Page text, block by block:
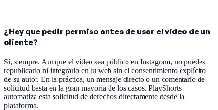
¿Hay que pedir permiso antes de usar el vídeo de un
cliente?
Sí, siempre. Aunque el vídeo sea público en Instagram, no puedes
republicarlo ni integrarlo en tu web sin el consentimiento explícito
de su autor. En la práctica, un mensaje directo o un comentario de
solicitud basta en la gran mayoría de los casos. PlayShorts
automatiza esta solicitud de derechos directamente desde la
plataforma.